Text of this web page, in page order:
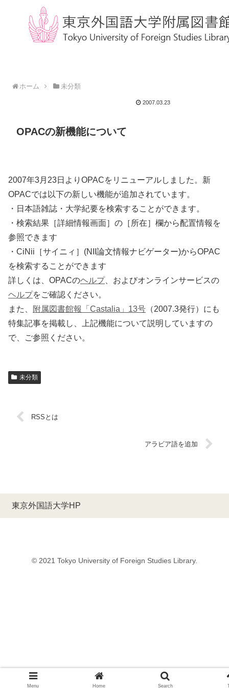
ホーム 未分類
OPACの新機能について
2007.03.23
2007年3月23日よりOPACをリニューアルしました。新
OPACでは以下の新しい機能が追加されています。
・日本語雑誌・大学紀要を検索することができます。
・検索結果［詳細情報画面］の［所在］欄から配置情報を
参照できます
・CiNii［サイニィ］(NII論文情報ナビゲーター)からOPAC
を検索することができます
詳しくは、OPACのヘルプ、およびオンラインサービスの
ヘルプをご確認ください。
また、
附属図書館報「Castalia」13号 （2007.3発行）にも
特集記事を掲載し、上記機能について説明していますの
で、ご参照ください。
未分類
RSSとは
アラビア語を追加
東京外国語大学HP
© 2021 Tokyo University of Foreign Studies Library.
Menu Home Search